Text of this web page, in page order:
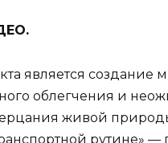
является создание
облегчения и
живой
рутине» —